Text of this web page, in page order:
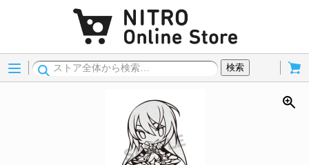
Menu
検索